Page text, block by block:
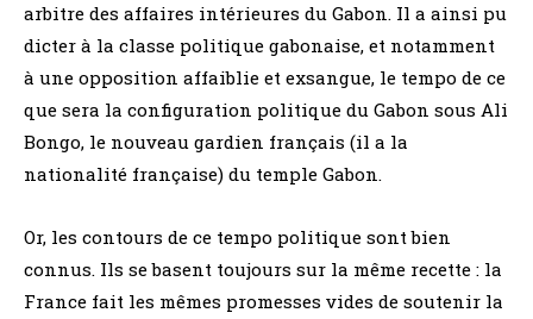
arbitre des affaires intérieures du Gabon. Il a ainsi pu
dicter à la classe politique gabonaise, et notamment
à une opposition affaiblie et exsangue, le tempo de ce
que sera la configuration politique du Gabon sous Ali
Bongo, le nouveau gardien français (il a la
nationalité française) du temple Gabon.
Or, les contours de ce tempo politique sont bien
connus. Ils se basent toujours sur la même recette : la
France fait les mêmes promesses vides de soutenir la